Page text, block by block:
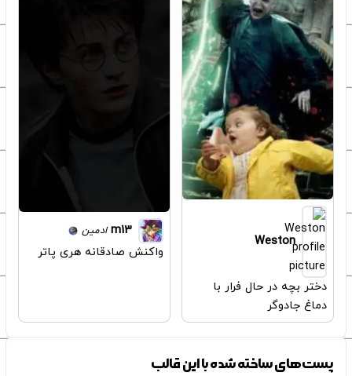
Weston
دختر بچه در حال فرار با
دماغ جادوگر
m13 ادمین
واکنش صادقانه هری پاتر
پست‌های ساخته شده با این قالب